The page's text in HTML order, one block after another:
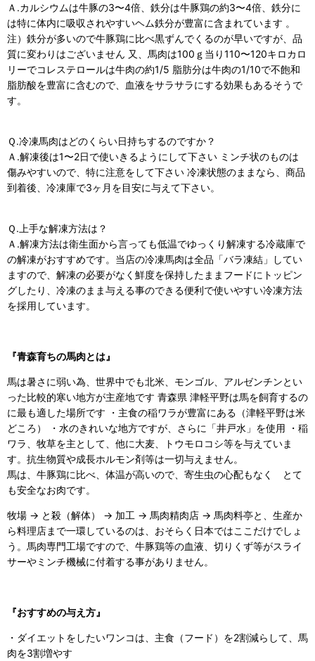
Ａ.カルシウムは牛豚の3〜4倍、鉄分は牛豚鶏の約3〜4倍、鉄分に
は特に体内に吸収されやすいヘム鉄分が豊富に含まれています 。
注）鉄分が多いので牛豚鶏に比べ黒ずんでくるのが早いですが、品
質に変わりはございません 又、馬肉は100ｇ当り110〜120キロカロ
リーでコレステロールは牛肉の約1/5 脂肪分は牛肉の1/10で不飽和
脂肪酸を豊富に含むので、血液をサラサラにする効果もあるそうで
す。
Ｑ.冷凍馬肉はどのくらい日持ちするのですか？
Ａ.解凍後は1〜2日で使いきるようにして下さい ミンチ状のものは
傷みやすいので、特に注意をして下さい 冷凍状態のままなら、商品
到着後、冷凍庫で3ヶ月を目安に与えて下さい。
Ｑ.上手な解凍方法は？
Ａ.解凍方法は衛生面から言っても低温でゆっくり解凍する冷蔵庫で
の解凍がおすすめです。当店の冷凍馬肉は全品「バラ凍結」してい
ますので、解凍の必要がなく鮮度を保持したままフードにトッピン
グしたり、冷凍のまま与える事のできる便利で使いやすい冷凍方法
を採用しています。
『青森育ちの馬肉とは』
馬は暑さに弱い為、世界中でも北米、モンゴル、アルゼンチンとい
った比較的寒い地方が主産地です 青森県 津軽平野は馬を飼育するの
に最も適した場所です ・主食の稲ワラが豊富にある（津軽平野は米
どころ） ・水のきれいな地方ですが、さらに「井戸水」を使用 ・稲
ワラ、牧草を主として、他に大麦、トウモロコシ等を与えていま
す。抗生物質や成長ホルモン剤等は一切与えません。
馬は、牛豚鶏に比べ、体温が高いので、寄生虫の心配もなく とて
も安全なお肉です。
牧場 → と殺（解体） → 加工 → 馬肉精肉店 → 馬肉料亭と、生産か
ら料理店まで一環しているのは、おそらく日本ではここだけでしょ
う。馬肉専門工場ですので、牛豚鶏等の血液、切りくず等がスライ
サーやミンチ機械に付着する事がありません。
『おすすめの与え方』
・ダイエットをしたいワンコは、主食（フード）を2割減らして、馬
肉を3割増やす